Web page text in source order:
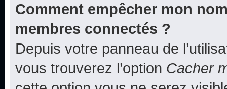
Comment empêcher mon
membres connectés ?
Depuis votre panneau de
vous trouverez l’option Cacher